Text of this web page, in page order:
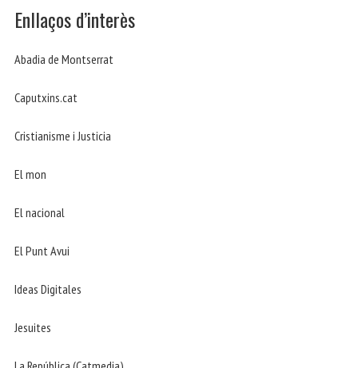
Enllaços d’interès
Abadia de Montserrat
Caputxins.cat
Cristianisme i Justicia
El mon
El nacional
El Punt Avui
Ideas Digitales
Jesuites